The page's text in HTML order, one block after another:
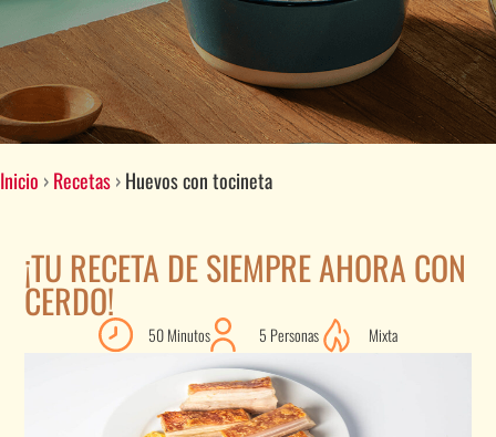
Inicio ›Recetas›Huevos con tocineta
¡TU RECETA DE SIEMPRE AHORA CON
CERDO!
50 Minutos 5 Personas Mixta